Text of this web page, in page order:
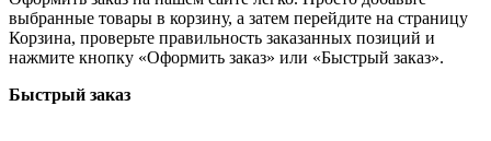
выбранные товары в корзину, а затем перейдите на страницу
Корзина, проверьте правильность заказанных позиций и
нажмите кнопку «Оформить заказ» или «Быстрый заказ».
Быстрый заказ